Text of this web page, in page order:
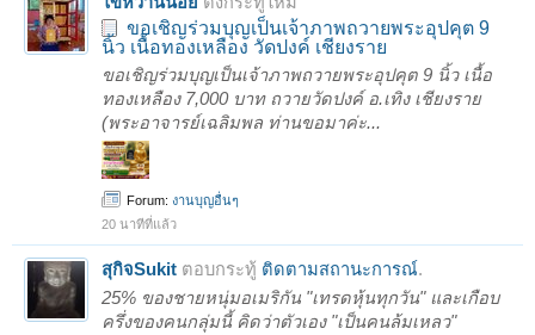
ขอเชิญร่วมบุญเป็นเจ้าภาพถวายพระอุปคุต 9
นิ้ว เนื้อทองเหลือง วัดปงค์ เชียงราย
ขอเชิญร่วมบุญเป็นเจ้าภาพถวายพระอุปคุต 9 นิ้ว เนื้อ
ทองเหลือง 7,000 บาท ถวายวัดปงค์ อ.เทิง เชียงราย
(พระอาจารย์เฉลิมพล ท่านขอมาค่ะ...
Forum: งานบุญอื่นๆ
20 นาทีที่แล้ว
สุกิจSukit ตอบกระทู้ ติดตามสถานะการณ์.
25% ของชายหนุ่มอเมริกัน "เทรดหุ้นทุกวัน" และเกือบ
ครึ่งของคนกลุ่มนี้ คิดว่าตัวเอง "เป็นคนล้มเหลว"